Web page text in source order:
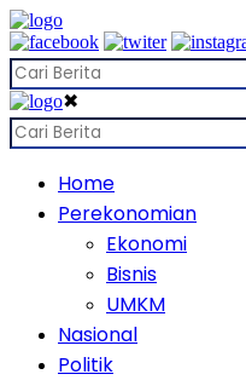
✖
Home
Perekonomian
Ekonomi
Bisnis
UMKM
Nasional
Politik